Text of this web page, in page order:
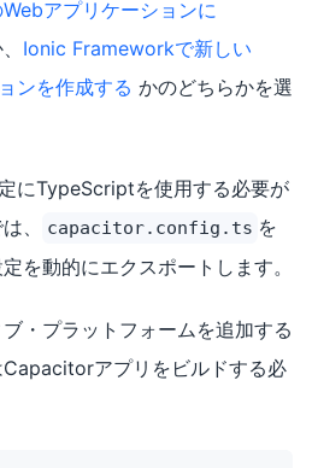
アプリケーションに
Ionic Frameworkで新しい
ンを作成する かのどちらかを選
にTypeScriptを使用する必要が
、
capacitor.config.ts を
を動的にエクスポートします。
・プラットフォームを追加する
アプリをビルドする必